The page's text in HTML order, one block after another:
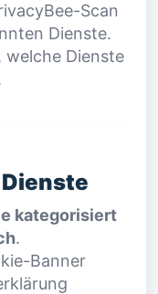
Scan
Dienste.
welche Dienste
kategorisiert
.
Banner